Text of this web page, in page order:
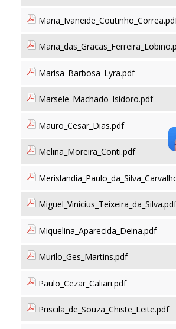
Marisa_Barbosa_Lyra.pdf
Marsele_Machado_Isidoro.pdf
Mauro_Cesar_Dias.pdf
Melina_Moreira_Conti.pdf
Miguel_Vinicius_Teixeira_da_Silva.pdf
Miquelina_Aparecida_Deina.pdf
Murilo_Ges_Martins.pdf
Paulo_Cezar_Caliari.pdf
Priscila_de_Souza_Chiste_Leite.pdf